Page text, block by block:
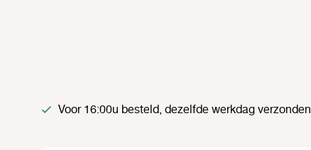
Voor 16:00u besteld, dezelfde werkdag verzonden